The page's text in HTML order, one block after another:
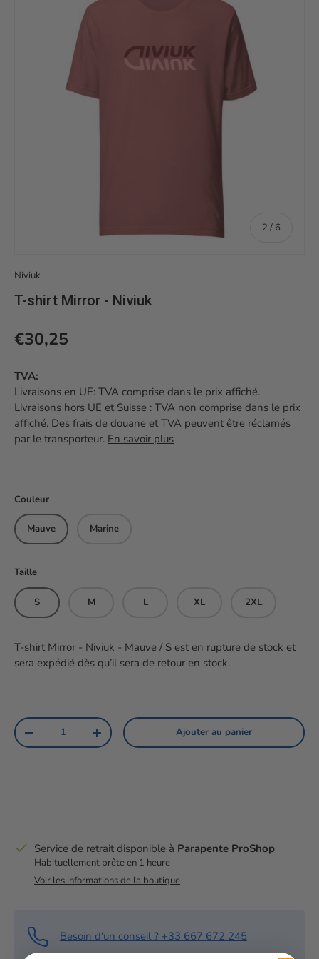
2 / de
6
Niviuk
T-shirt Mirror - Niviuk
Prix habituel
€30,25
TVA:
Livraisons en UE: TVA comprise dans le prix affiché.
Livraisons hors UE et Suisse : TVA non comprise dans le prix
affiché. Des frais de douane et TVA peuvent être réclamés
par le transporteur. En savoir plus
Couleur
Mauve Marine
Taille
S M L XL 2XL
T-shirt Mirror - Niviuk - Mauve / S est en rupture de stock et
sera expédié dès qu’il sera de retour en stock.
Qté
Diminuer la quantitéAugmenter la quantitéAjouter au panier
Service de retrait disponible à Parapente ProShop
Habituellement prête en 1 heure
Voir les informations de la boutique
Besoin d'un conseil ? +33 667 672 245